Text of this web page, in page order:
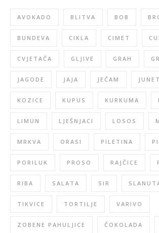
AVOKADO BLITVA BOB
BUNDEVA CIKLA CIMET
CVJETAČA GLJIVE GRAH
JAGODE JAJA JEČAM
KOZICE KUPUS KURKUMA
LIMUN LJEŠNJACI LOSOS
MRKVA ORASI PILETINA
PORILUK PROSO RAJČICE
RIBA SALATA SIR
TIKVICE TORTILJE VARIVO
ZOBENE PAHULJICE ČOKOLADA